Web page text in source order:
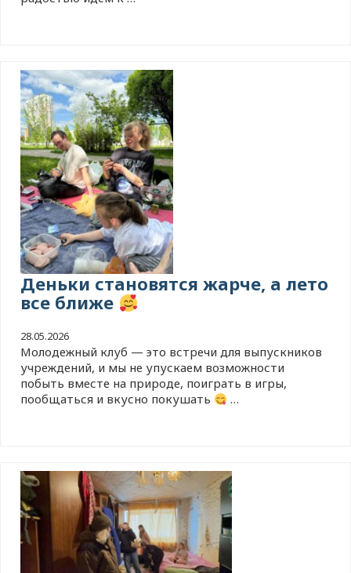
Деньки становятся жарче, а лето
все ближе
28.05.2026
Молодежный клуб — это встречи для выпускников
учреждений, и мы не упускаем возможности
побыть вместе на природе, поиграть в игры,
пообщаться и вкусно покушать
…